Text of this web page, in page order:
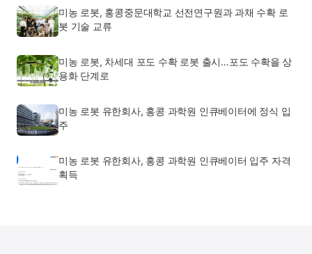
미농 로봇, 홍콩중문대학교 선전연구원과 과채 수확 로
봇 기술 교류
미농 로봇, 차세대 포도 수확 로봇 출시…포도 수확을 상
용화 단계로
미농 로봇 유한회사, 홍콩 과학원 인큐베이터에 정식 입
주
미농 로봇 유한회사, 홍콩 과학원 인큐베이터 입주 자격
획득